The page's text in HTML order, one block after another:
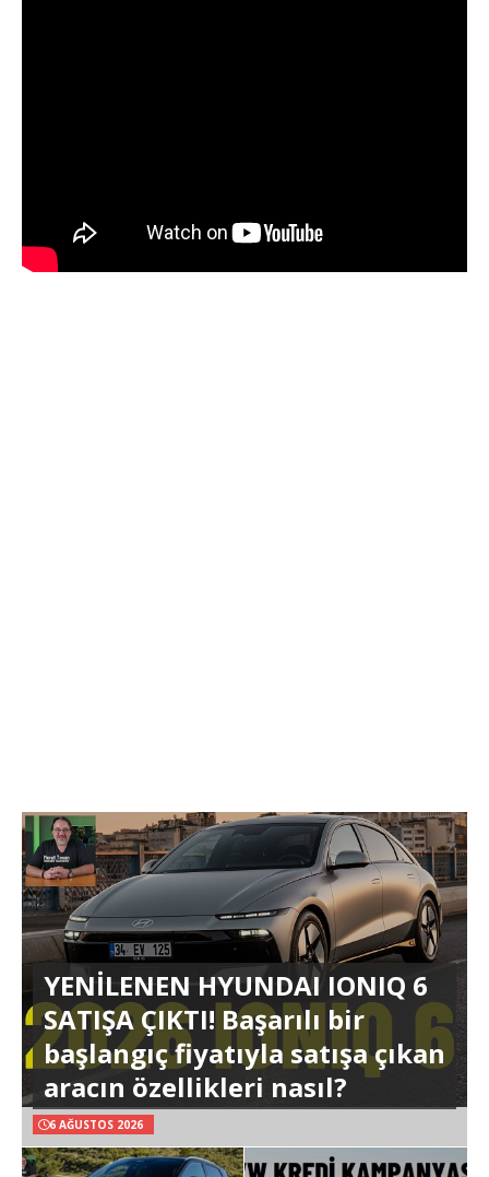
YENİLENEN HYUNDAI IONIQ 6
SATIŞA ÇIKTI! Başarılı bir
başlangıç fiyatıyla satışa çıkan
aracın özellikleri nasıl?
6 AĞUSTOS 2026